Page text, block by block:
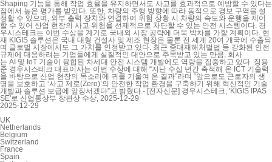
Shaping 기능을 통해 작업 효율을 유지하면서도 사고를 효과적으로 예방할 수 있다는
점에서 높은 평가를 받았다. 또한, 차량의 주행 방향에 따라 동적으로 경보 구역을 설
정할 수 있으며, 외부 출력 장치와 연결하여 위험 상황 시 차량의 속도와 운행을 제어
할 수 있어 산업 현장의 사고 위험을 선제적으로 차단할 수 있는 안전 시스템이다. 경
우시스테크는 이번 수상을 계기로 국내외 시장 공략에 더욱 박차를 가할 계획이다. 현
재 KIGIS 솔루션은 국내 대형 건설사 및 제조 현장은 물론 전 세계 20여 개국에 수출되
며 글로벌 시장에서도 그 가치를 인정받고 있다. 최근 중대재해처벌법 등 강화된 안전
규제에 대응하려는 기업들에게 실질적인 대안으로 주목받고 있는 만큼, 회사
는 AI 및 IoT 기술이 융합된 차세대 안전 시스템 개발에도 역량을 집중하고 있다. 장용
준 경우시스테크 대표이사는 이번 수상에 대해 “지난 수십 년간 축적해 온 ICT 기술력
을 바탕으로 산업 현장의 목소리에 귀를 기울여 온 결과”라며 “앞으로도 근로자의 생
명을 보호하고 ‘사고 제로(Zero)’의 안전한 작업 환경을 구축하기 위해 혁신적인 기술
개발과 솔루션 보급에 앞장서겠다”고 밝혔다.- [전자신문] 경우시스테크, 'KIGIS IPAS
SE'로 산업통상부 장관상 수상, 2025-12-29
2025-12-29
UK
Netherlands
Belgium
Switzerland
France
Spain